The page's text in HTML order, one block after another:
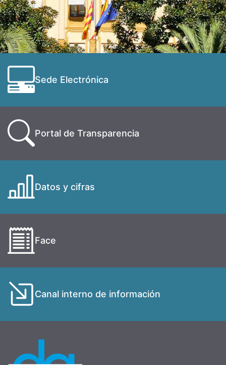
Sede Electrónica
Portal de Transparencia
Datos y cifras
Face
Canal interno de información